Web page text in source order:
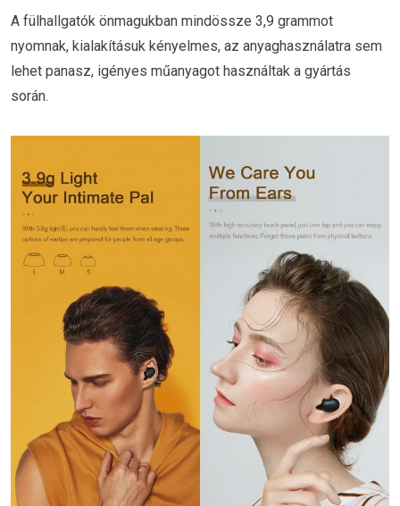
A fülhallgatók önmagukban mindössze 3,9 grammot
nyomnak, kialakításuk kényelmes, az anyaghasználatra sem
lehet panasz, igényes műanyagot használtak a gyártás
során.